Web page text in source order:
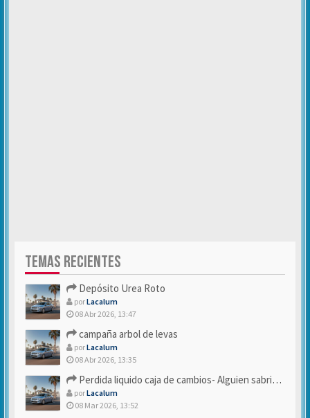
TEMAS RECIENTES
Depósito Urea Roto
porLacalum
08 Abr 2026, 13:47
campaña arbol de levas
porLacalum
08 Abr 2026, 13:35
Perdida liquido caja de cambios- Alguien sabria decirme
porLacalum
08 Mar 2026, 13:52